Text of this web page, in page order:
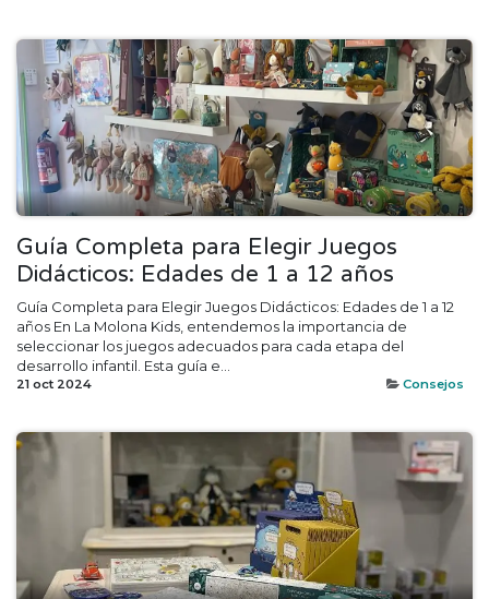
Guía Completa para Elegir Juegos
Didácticos: Edades de 1 a 12 años
Guía Completa para Elegir Juegos Didácticos: Edades de 1 a 12
años En La Molona Kids, entendemos la importancia de
seleccionar los juegos adecuados para cada etapa del
desarrollo infantil. Esta guía e...
21 oct 2024 Consejos